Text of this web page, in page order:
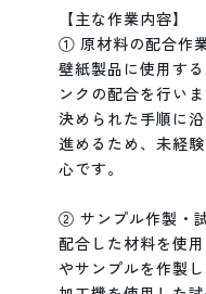
【主な作業内容】
① 原材料の配合作
壁紙製品に使用す
ンクの配合を行いま
決められた手順に
進めるため、未経
心です。
② サンプル作製・
配合した材料を使
やサンプルを作製し